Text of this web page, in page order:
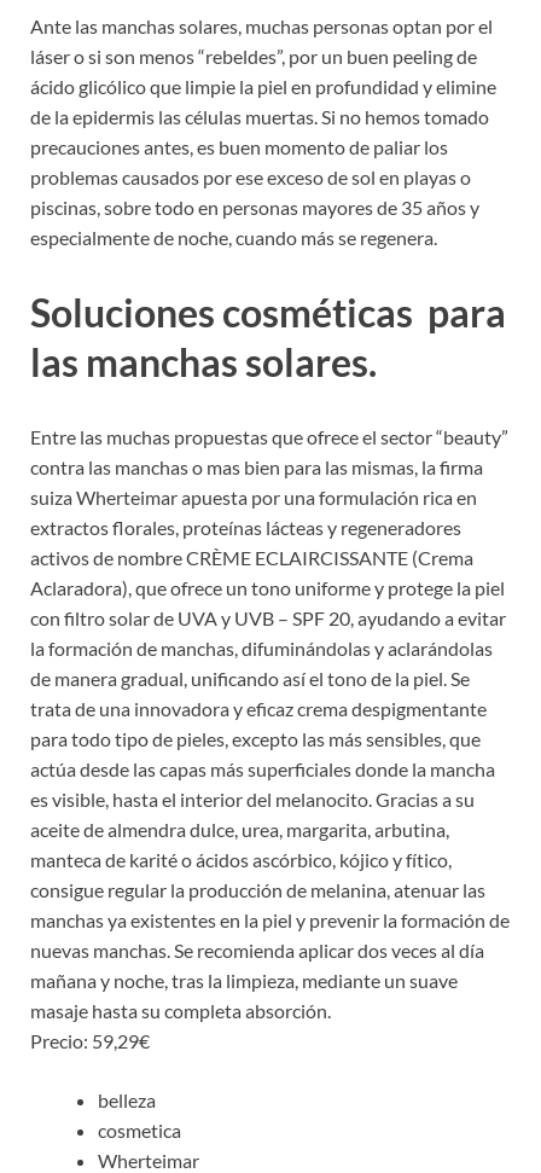
Ante las manchas solares, muchas personas optan por el
láser o si son menos “rebeldes”, por un buen peeling de
ácido glicólico que limpie la piel en profundidad y elimine
de la epidermis las células muertas. Si no hemos tomado
precauciones antes, es buen momento de paliar los
problemas causados por ese exceso de sol en playas o
piscinas, sobre todo en personas mayores de 35 años y
especialmente de noche, cuando más se regenera.
Soluciones cosméticas para
las manchas solares.
Entre las muchas propuestas que ofrece el sector “beauty”
contra las manchas o mas bien para las mismas, la firma
suiza Wherteimar apuesta por una formulación rica en
extractos florales, proteínas lácteas y regeneradores
activos de nombre CRÈME ECLAIRCISSANTE (Crema
Aclaradora), que ofrece un tono uniforme y protege la piel
con filtro solar de UVA y UVB – SPF 20, ayudando a evitar
la formación de manchas, difuminándolas y aclarándolas
de manera gradual, unificando así el tono de la piel. Se
trata de una innovadora y eficaz crema despigmentante
para todo tipo de pieles, excepto las más sensibles, que
actúa desde las capas más superficiales donde la mancha
es visible, hasta el interior del melanocito. Gracias a su
aceite de almendra dulce, urea, margarita, arbutina,
manteca de karité o ácidos ascórbico, kójico y fítico,
consigue regular la producción de melanina, atenuar las
manchas ya existentes en la piel y prevenir la formación de
nuevas manchas. Se recomienda aplicar dos veces al día
mañana y noche, tras la limpieza, mediante un suave
masaje hasta su completa absorción.
Precio: 59,29€
belleza
cosmetica
Wherteimar